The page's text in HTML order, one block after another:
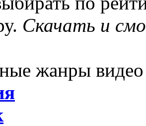
Скачать и
жанры видео